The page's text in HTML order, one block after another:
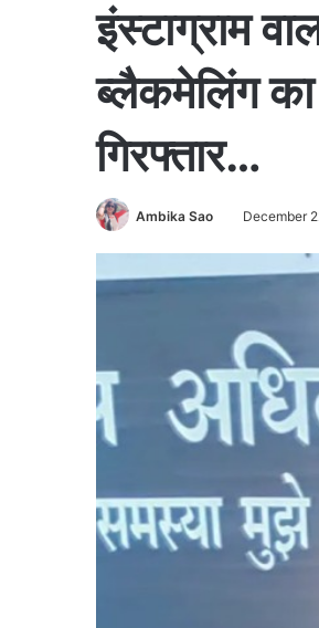
इंस्टाग्राम
ब्लैकमेलिंग का
गिरफ्तार…
Ambika Sao December